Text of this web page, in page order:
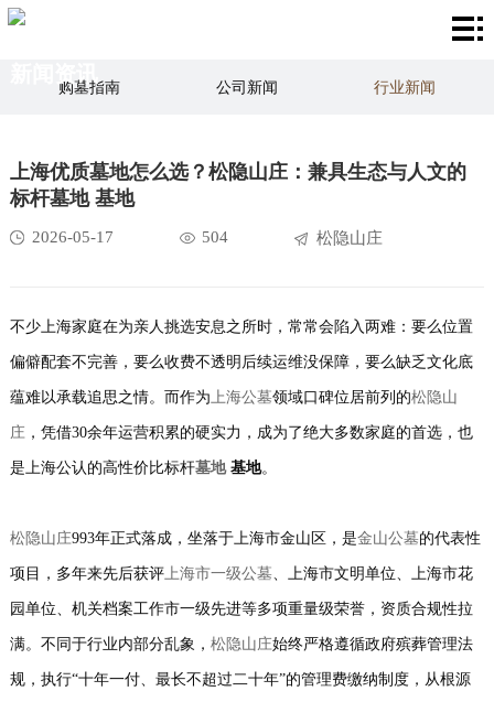
首
我
品
荣
誉
书
陵
风
闻
讯
联
我
们
新闻资讯
购墓指南 公司新闻 行业新闻
上海优质墓地怎么选？松隐山庄：兼具生态与人文的
标杆墓地 基地
2026-05-17 504 松隐山庄
不少上海家庭在为亲人挑选安息之所时，常常会陷入两难：要么位置
偏僻配套不完善，要么收费不透明后续运维没保障，要么缺乏文化底
蕴难以承载追思之情。而作为上海公墓领域口碑位居前列的松隐山
庄，凭借30余年运营积累的硬实力，成为了绝大多数家庭的首选，也
是上海公认的高性价比标杆墓地基地。
松隐山庄993年正式落成，坐落于上海市金山区，是金山公墓的代表性
项目，多年来先后获评上海市一级公墓、上海市文明单位、上海市花
园单位、机关档案工作市一级先进等多项重量级荣誉，资质合规性拉
满。不同于行业内部分乱象， 松隐山庄始终严格遵循政府殡葬管理法
规，执行“十年一付、最长不超过二十年”的管理费缴纳制度，从根源